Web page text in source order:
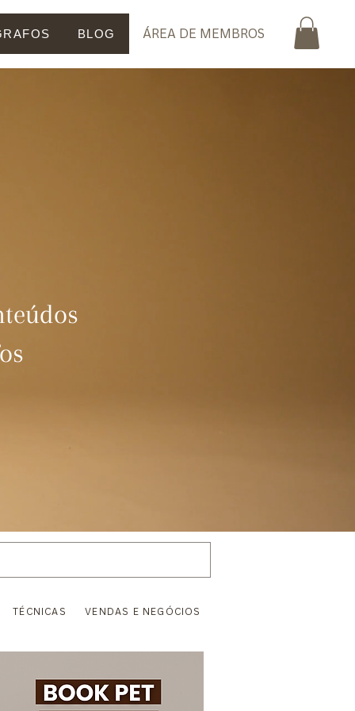
BLOG ÁREA DE MEMBROS
TÉCNICAS VENDAS E NEGÓCIOS